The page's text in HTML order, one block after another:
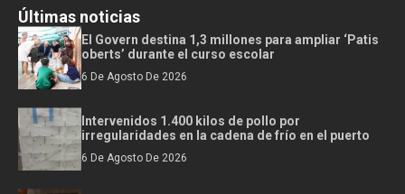
Últimas noticias
El Govern destina 1,3 millones para ampliar ‘Patis
oberts’ durante el curso escolar
6 De Agosto De 2026
Intervenidos 1.400 kilos de pollo por
irregularidades en la cadena de frío en el puerto
6 De Agosto De 2026